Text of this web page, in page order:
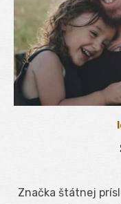
Značka štátnej